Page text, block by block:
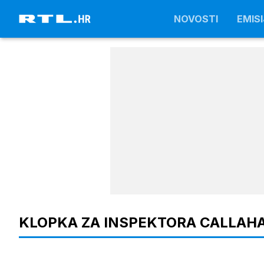
NOVOSTI
KLOPKA ZA INSPEKTORA
NOVOSTI